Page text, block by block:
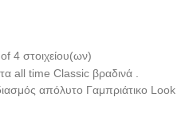
4 στοιχείου(ων)
all time Classic βραδινά .
απόλυτο Γαμπριάτικο Look